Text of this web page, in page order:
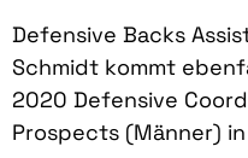
Defensive Backs
Schmidt kommt
2020 Defensive
Prospects (Männer)